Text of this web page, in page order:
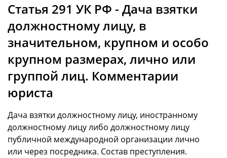
Статья 291 УК РФ - Дача взятки
должностному лицу, в
значительном, крупном и особо
крупном размерах, лично или
группой лиц. Комментарии
юриста
Дача взятки должностному лицу, иностранному
должностному лицу либо должностному лицу
публичной международной организации лично
или через посредника. Состав преступления.